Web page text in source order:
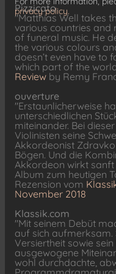
privacy policy.
Pizzicato
"Matthias Well takes
various countries and
of funeral music. He
the various colours
doesn’t even have to
which part of the
Review by Remy
ouverture
"Erstaunlicherweise
unterschiedlichen
miteinander. Bei
Violinisten seine
Akkordeonist
Bögen. Und die
Akkordeon wirkt
Album zum heutigen
Rezension vom
November 2018
Klassik.com
"Mit seinem Debüt
auf sich aufmerksam.
Versiertheit sowie
ausgewogene
wohl durchdachte,